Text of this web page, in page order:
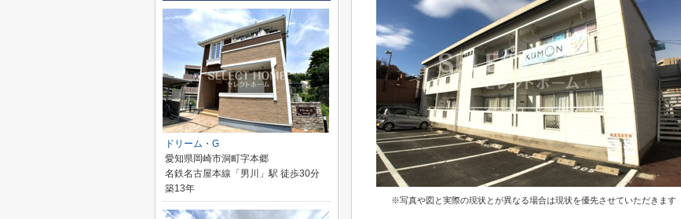
※写真や図と実際の現状とが異なる場合は現状を優先させていただきます
ドリーム・G
愛知県岡崎市洞町字本郷
名鉄名古屋本線「男川」駅 徒歩30分
築13年